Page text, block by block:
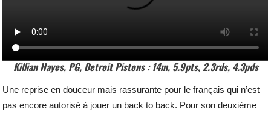
Killian Hayes, PG, Detroit Pistons : 14m, 5.9pts, 2.3rds, 4.3pds
Une reprise en douceur mais rassurante pour le français qui n’est
pas encore autorisé à jouer un back to back. Pour son deuxième